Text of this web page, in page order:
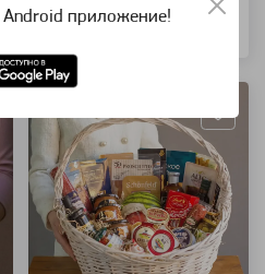
Купить в 1 клик
Артикул: 25249
Android приложение!